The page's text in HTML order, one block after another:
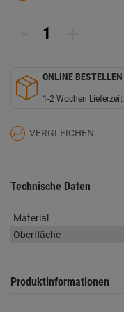
ONLINE
1-2 Wochen Lieferzeit
VERGLEICHEN
Technische Daten
Material
Oberfläche
Produktinformationen